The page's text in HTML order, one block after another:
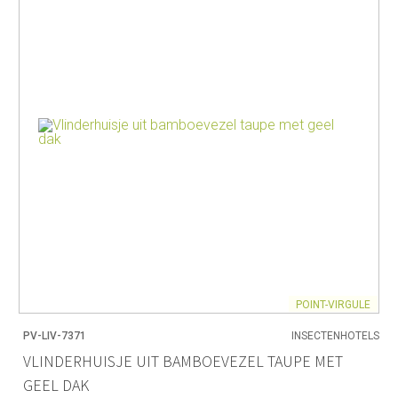
POINT-VIRGULE
PV-LIV-7371 INSECTENHOTELS
VLINDERHUISJE UIT BAMBOEVEZEL TAUPE MET
GEEL DAK